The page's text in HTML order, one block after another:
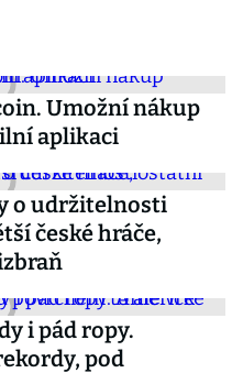
Umožní nákup
aplikaci
o udržitelnosti
české hráče,
i pád ropy.
pod